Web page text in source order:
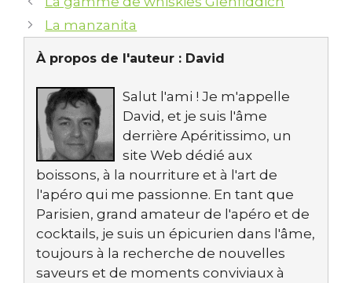
La manzanita
À propos de l'auteur : David
Salut l'ami ! Je m'appelle
David, et je suis l'âme
derrière Apéritissimo, un
site Web dédié aux
boissons, à la nourriture et à l'art de
l'apéro qui me passionne. En tant que
Parisien, grand amateur de l'apéro et de
cocktails, je suis un épicurien dans l'âme,
toujours à la recherche de nouvelles
saveurs et de moments conviviaux à